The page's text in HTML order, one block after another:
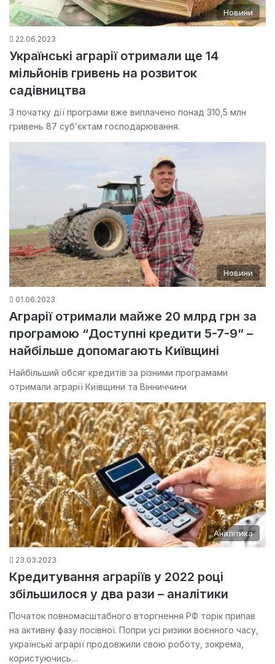
Новини
22.06.2023
Українські аграрії отримали ще 14
мільйонів гривень на розвиток
садівництва
З початку дії програми вже виплачено понад 310,5 млн
гривень 87 суб’єктам господарювання.
Новини
01.06.2023
Аграрії отримали майже 20 млрд грн за
програмою “Доступні кредити 5-7-9” –
найбільше допомагають Київщині
Найбільший обсяг кредитів за різними програмами
отримали аграрії Київщини та Вінниччини
Аналітика
23.03.2023
Кредитування аграріїв у 2022 році
збільшилося у два рази – аналітики
Початок повномасштабного вторгнення РФ торік припав
на активну фазу посівної. Попри усі ризики воєнного часу,
українські аграрії продовжили свою роботу, зокрема,
користуючись…